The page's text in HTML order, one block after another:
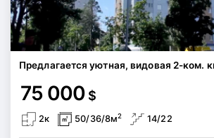
Предлагается уютная, видовая 2-ком.
75 000 $
2к 50/36/8м2 14/22